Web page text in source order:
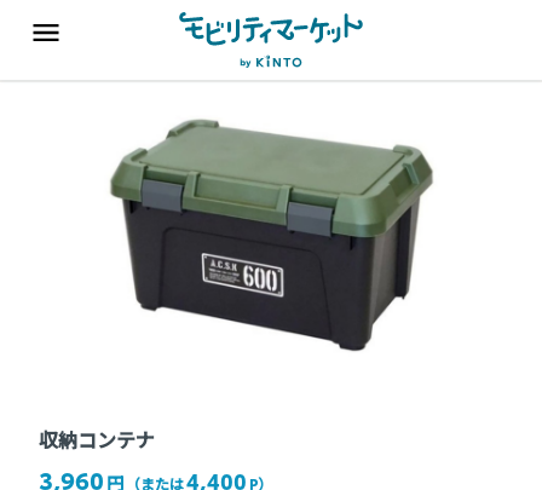
収納コンテナ
3,960 円 （または4,400 P）